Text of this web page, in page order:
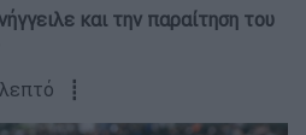
και την παραίτηση του
λεπτό ┋